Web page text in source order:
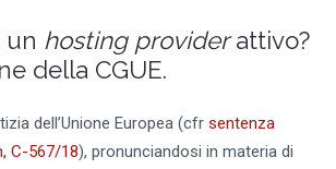
un hosting providerattivo?
della CGUE.
dell’Unione Europea (cfr sentenza
C-567/18), pronunciandosi in materia di